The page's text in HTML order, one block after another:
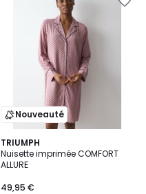
Nouveauté
TRIUMPH
Nuisette imprimée COMFORT
ALLURE
49,95 €